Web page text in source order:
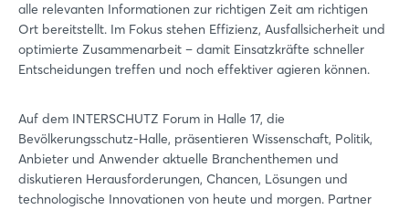
alle relevanten Informationen zur richtigen Zeit am richtigen
Ort bereitstellt. Im Fokus stehen Effizienz, Ausfallsicherheit und
optimierte Zusammenarbeit – damit Einsatzkräfte schneller
Entscheidungen treffen und noch effektiver agieren können.
Auf dem INTERSCHUTZ Forum in Halle 17, die
Bevölkerungsschutz-Halle, präsentieren Wissenschaft, Politik,
Anbieter und Anwender aktuelle Branchenthemen und
diskutieren Herausforderungen, Chancen, Lösungen und
technologische Innovationen von heute und morgen. Partner